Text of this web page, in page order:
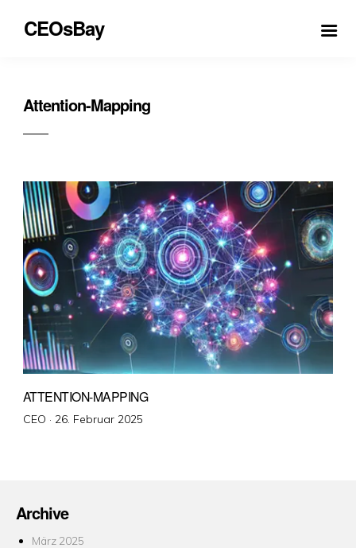
CEOsBay
Attention-Mapping
ATTENTION-MAPPING
CEO · Veröffentlicht
26. Februar 2025
Archive
März 2025